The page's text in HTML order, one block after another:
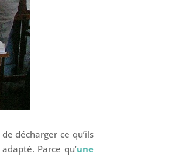
décharger ce qu’ils
Parce qu’une